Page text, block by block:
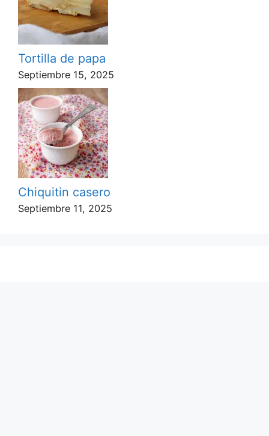
Tortilla de papa
Septiembre 15, 2025
Chiquitin casero
Septiembre 11, 2025